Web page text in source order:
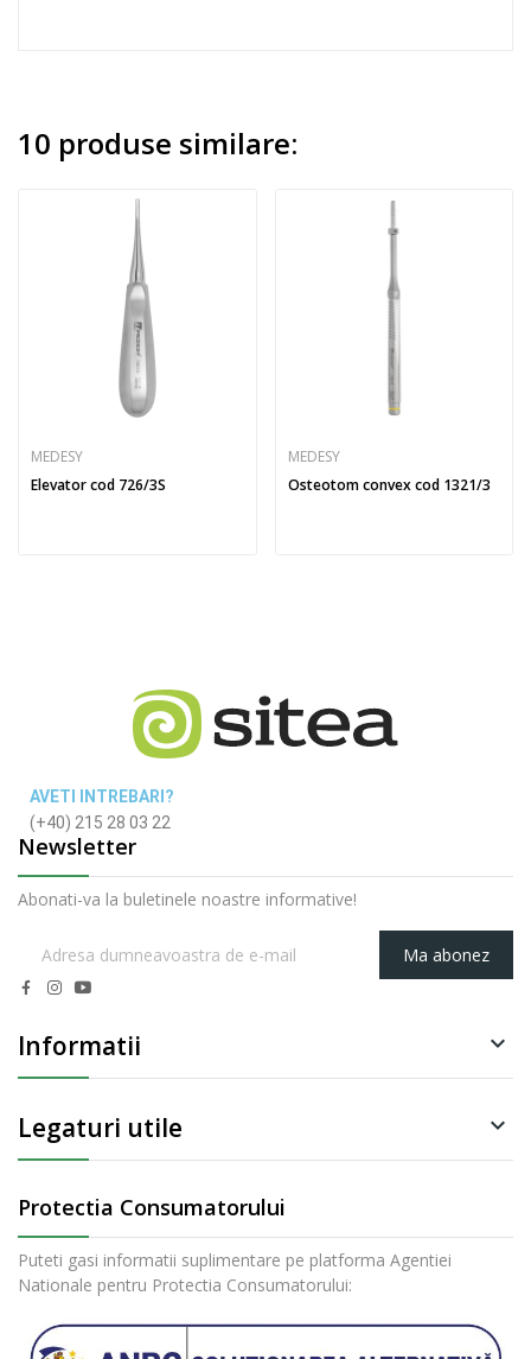
10 produse similare:
MEDESY
Elevator cod 726/3S
MEDESY
Osteotom convex cod 1321/3
AVETI INTREBARI?
(+40) 215 28 03 22
Newsletter
Abonati-va la buletinele noastre informative!
Ma abonez
Informatii 
Legaturi utile 
Protectia Consumatorului
Puteti gasi informatii suplimentare pe platforma Agentiei
Nationale pentru Protectia Consumatorului: